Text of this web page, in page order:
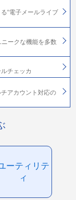
“電子メールライブ
ークな機能を多数
チェッカ
アカウント対応の
ーティリテ
ィ